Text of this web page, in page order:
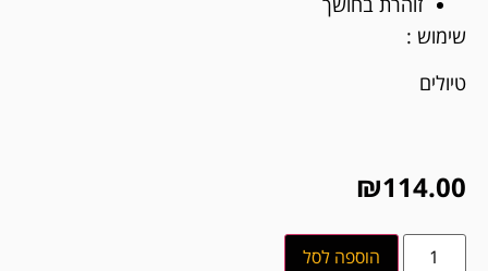
שימוש :
טיולים
₪114.00
הוספה לסל